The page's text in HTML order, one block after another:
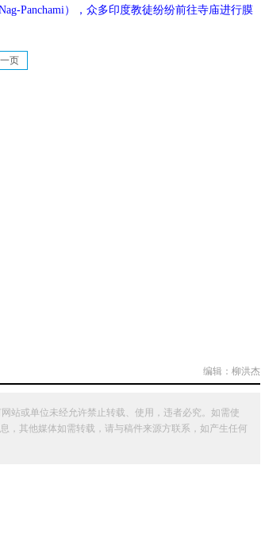
Panchami），众多印度教徒纷纷前往寺庙进行膜
页
编辑：柳洪杰
站或单位未经允许禁止转载、使用，违者必究。如需使
，其他媒体如需转载，请与稿件来源方联系，如产生任何